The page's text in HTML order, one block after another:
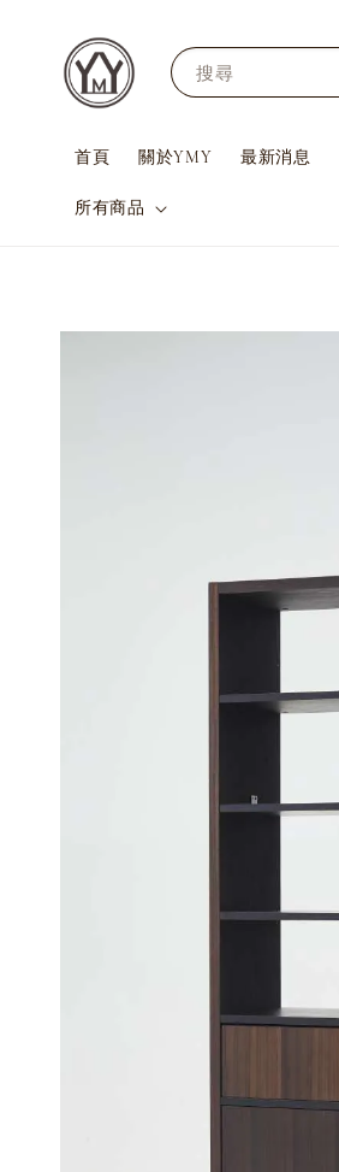
搜尋
首頁 關於YMY 最新消息
所有商品